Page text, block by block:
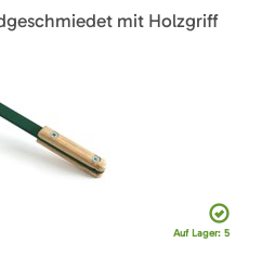
mit Holzgriff
Auf Lager: 5